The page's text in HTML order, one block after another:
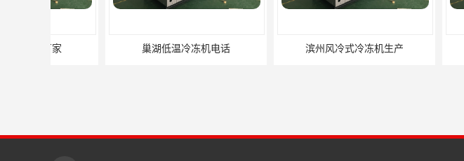
巢湖低温冷冻机电话 滨州风冷式冷冻机生产 无锡